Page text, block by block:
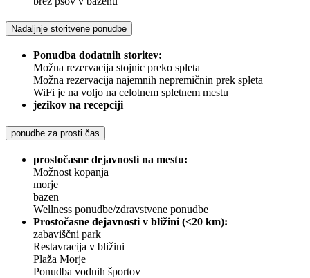
Nadaljnje storitvene ponudbe
Ponudba dodatnih storitev:
Možna rezervacija stojnic preko spleta
Možna rezervacija najemnih nepremičnin prek spleta
WiFi je na voljo na celotnem spletnem mestu
jezikov na recepciji
ponudbe za prosti čas
prostočasne dejavnosti na mestu:
Možnost kopanja
morje
bazen
Wellness ponudbe/zdravstvene ponudbe
Prostočasne dejavnosti v bližini (<20 km):
zabaviščni park
Restavracija v bližini
Plaža Morje
Ponudba vodnih športov